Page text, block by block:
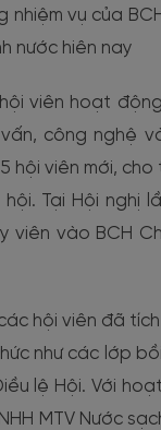
vụ của
nước hiên nay
viên hoạt
công nghệ
viên mới,
Tại Hội nghị
vào BCH
hội viên đã
như các lớp
lệ Hội. Với
MTV Nước